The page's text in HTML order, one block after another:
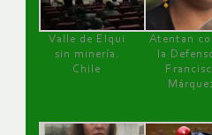
Valle de Elqui
sin minería.
Chile
Atentan
la